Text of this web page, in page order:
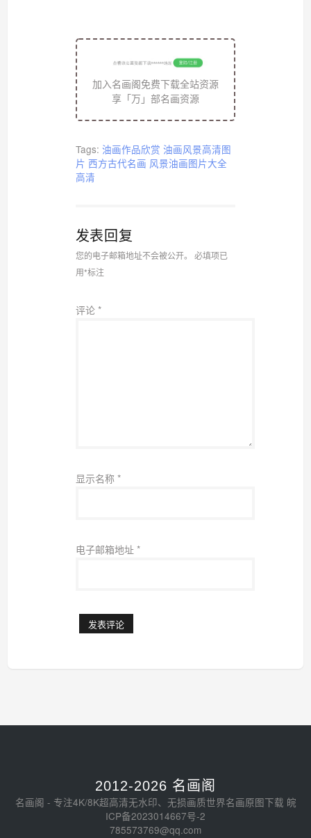
加入名画阁免费下载全站资源
享「万」部名画资源
Tags: 油画作品欣赏 油画风景高清图
片 西方古代名画 风景油画图片大全
高清
发表回复
您的电子邮箱地址不会被公开。
必填项已
用*标注
评论 *
显示名称 *
电子邮箱地址 *
2012-2026 名画阁
名画阁 - 专注4K/8K超高清无水印、无损画质世界名画原图下载 皖
ICP备2023014667号-2
785573769@qq.com